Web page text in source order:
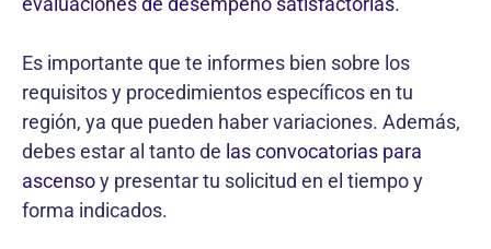
Es importante que te informes bien sobre los
requisitos y procedimientos específicos en tu
región, ya que pueden haber variaciones. Además,
debes estar al tanto de las convocatorias para
ascensoy presentar tu solicitud en el tiempo y
forma indicados.